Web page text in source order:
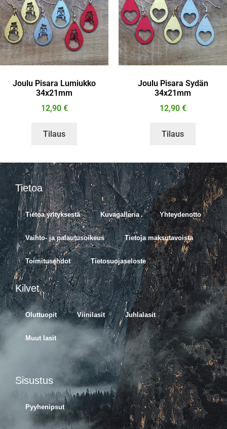
Joulu Pisara Lumiukko
34x21mm
12,90 €
Tilaus
Joulu Pisara Sydän
34x21mm
12,90 €
Tilaus
Tietoa
Tietoa yrityksestä Kuvagalleria Yhteydenotto
Vaihto- ja palautusoikeus Tietoja maksutavoista
Toimitusehdot Tietosuojaseloste
Kilvet
Oluttuopit Viinilasit Juhlalasit
Muut lasit
Sisustus
Pyyhenipsut